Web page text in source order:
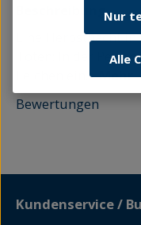
Beschreibung
Eine Herbstnacht
Toten: In der
Leichen ein…Mehr
Bewertungen
Kundenservice /
Nur
Alle